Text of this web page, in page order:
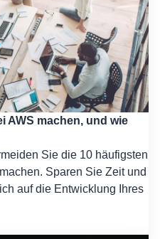
AWS machen, und wie
Sie die 10 häufigsten
Sparen Sie Zeit und
auf die Entwicklung Ihres